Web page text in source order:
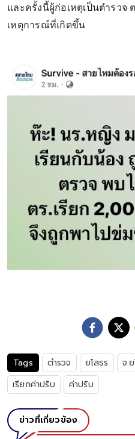
และครั้งนี้ผู้ก่อเหตุเป็นตำรวจ
เหตุการณ์ที่เกิดขึ้น
Tags ตำรวจ ยโสธร จ.
เรียกค่าปรับ
ค่าปรับ
ข่าวที่เกี่ยวข้อง